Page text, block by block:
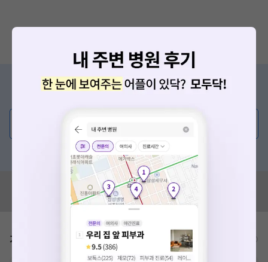
증상/치료, 궁금한 점이 있나요?
💬 무엇이든 물어보세요
혹은, 의료상담 서비스에 다양한 게시글 보러가기
혹시 잘못된 병원정보가 있나요?
모두닥 팀에 알려주세요!
가격표 비급여/급여 진료란?